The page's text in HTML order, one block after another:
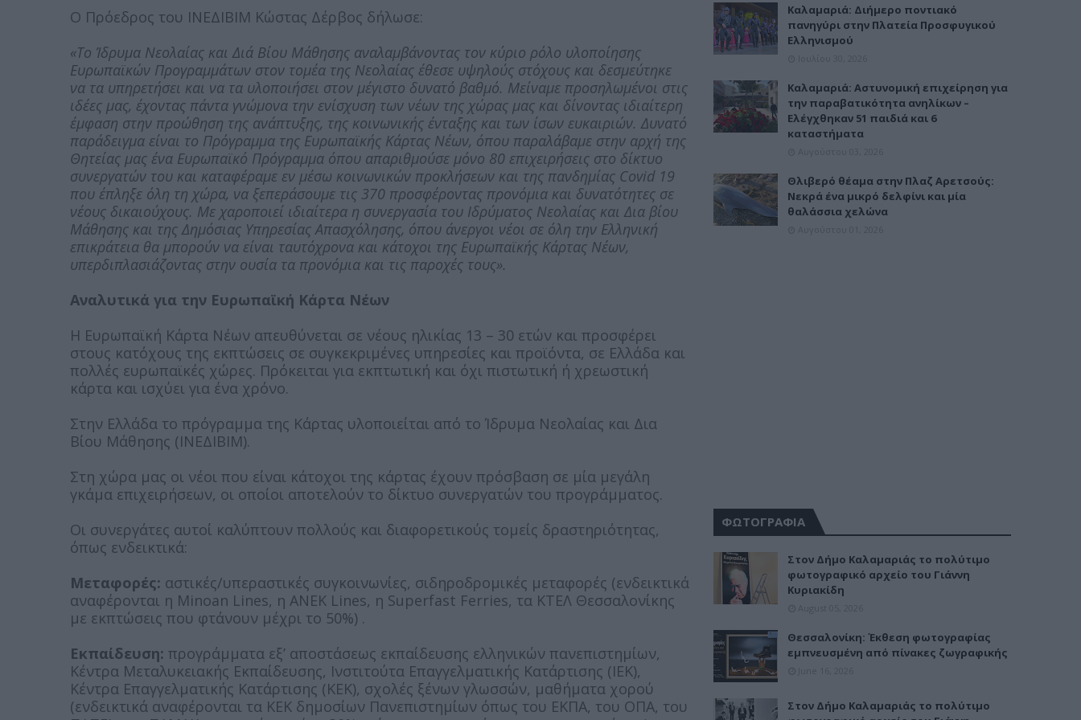
Ο Πρόεδρος του ΙΝΕΔΙΒΙΜ Κώστας Δέρβος δήλωσε:
«Το Ίδρυμα Νεολαίας και Διά Βίου Μάθησης αναλαμβάνοντας τον κύριο ρόλο υλοποίησης
Ευρωπαϊκών Προγραμμάτων στον τομέα της Νεολαίας έθεσε υψηλούς στόχους και δεσμεύτηκε
να τα υπηρετήσει και να τα υλοποιήσει στον μέγιστο δυνατό βαθμό. Μείναμε προσηλωμένοι στις
ιδέες μας, έχοντας πάντα γνώμονα την ενίσχυση των νέων της χώρας μας και δίνοντας ιδιαίτερη
έμφαση στην προώθηση της ανάπτυξης, της κοινωνικής ένταξης και των ίσων ευκαιριών. Δυνατό
παράδειγμα είναι το Πρόγραμμα της Ευρωπαϊκής Κάρτας Νέων, όπου παραλάβαμε στην αρχή της
Θητείας μας ένα Ευρωπαϊκό Πρόγραμμα όπου απαριθμούσε μόνο 80 επιχειρήσεις στο δίκτυο
συνεργατών του και καταφέραμε εν μέσω κοινωνικών προκλήσεων και της πανδημίας Covid 19
που έπληξε όλη τη χώρα, να ξεπεράσουμε τις 370 προσφέροντας προνόμια και δυνατότητες σε
νέους δικαιούχους. Με χαροποιεί ιδιαίτερα η συνεργασία του Ιδρύματος Νεολαίας και Δια βίου
Μάθησης και της Δημόσιας Υπηρεσίας Απασχόλησης, όπου άνεργοι νέοι σε όλη την Ελληνική
επικράτεια θα μπορούν να είναι ταυτόχρονα και κάτοχοι της Ευρωπαϊκής Κάρτας Νέων,
υπερδιπλασιάζοντας στην ουσία τα προνόμια και τις παροχές τους».
Αναλυτικά για την Ευρωπαϊκή Κάρτα Νέων
Η Ευρωπαϊκή Κάρτα Νέων απευθύνεται σε νέους ηλικίας 13 – 30 ετών και προσφέρει
στους κατόχους της εκπτώσεις σε συγκεκριμένες υπηρεσίες και προϊόντα, σε Ελλάδα και
πολλές ευρωπαϊκές χώρες. Πρόκειται για εκπτωτική και όχι πιστωτική ή χρεωστική
κάρτα και ισχύει για ένα χρόνο.
Στην Ελλάδα το πρόγραμμα της Κάρτας υλοποιείται από το Ίδρυμα Νεολαίας και Δια
Βίου Μάθησης (ΙΝΕΔΙΒΙΜ).
Στη χώρα μας οι νέοι που είναι κάτοχοι της κάρτας έχουν πρόσβαση σε μία μεγάλη
γκάμα επιχειρήσεων, οι οποίοι αποτελούν το δίκτυο συνεργατών του προγράμματος.
Οι συνεργάτες αυτοί καλύπτουν πολλούς και διαφορετικούς τομείς δραστηριότητας,
όπως ενδεικτικά:
Μεταφορές: αστικές/υπεραστικές συγκοινωνίες, σιδηροδρομικές μεταφορές (ενδεικτικά
αναφέρονται η Minoan Lines, η ANEK Lines, η Superfast Ferries, τα ΚΤΕΛ Θεσσαλονίκης
με εκπτώσεις που φτάνουν μέχρι το 50%) .
Εκπαίδευση: προγράμματα εξ’ αποστάσεως εκπαίδευσης ελληνικών πανεπιστημίων,
Κέντρα Μεταλυκειακής Εκπαίδευσης, Ινστιτούτα Επαγγελματικής Κατάρτισης (ΙΕΚ),
Κέντρα Επαγγελματικής Κατάρτισης (ΚΕΚ), σχολές ξένων γλωσσών, μαθήματα χορού
(ενδεικτικά αναφέρονται τα ΚΕΚ δημοσίων Πανεπιστημίων όπως του ΕΚΠΑ, του ΟΠΑ, του
Καλαμαριά: Διήμερο ποντιακό
πανηγύρι στην Πλατεία Προσφυγικού
Ελληνισμού
Καλαμαριά: Αστυνομική επιχείρηση για
την παραβατικότητα ανηλίκων –
Ελέγχθηκαν 51 παιδιά και 6
καταστήματα
Θλιβερό θέαμα στην Πλαζ Αρετσούς:
Νεκρά ένα μικρό δελφίνι και μία
θαλάσσια χελώνα
ΦΩΤΟΓΡΑΦΙΑ
Στον Δήμο Καλαμαριάς το πολύτιμο
φωτογραφικό αρχείο του Γιάννη
Κυριακίδη
Θεσσαλονίκη: Έκθεση φωτογραφίας
εμπνευσμένη από πίνακες ζωγραφικής
Στον Δήμο Καλαμαριάς το πολύτιμο